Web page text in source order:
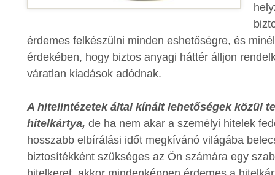
érdemes felkészülni minden eshetőségre, és
érdekében, hogy biztos anyagi háttér álljon
váratlan kiadások adódnak.
A hitelintézetek által kínált lehetőségek közül
hitelkártya, de ha nem akar a személyi hitelek
hosszabb elbírálási időt megkívánó világába
biztosítékként szükséges az Ön számára egy